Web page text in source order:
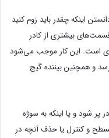
اینکه چقدر باید زوم کنید
بیشتری از کادر
است. این کار موجب می‌شود
و همچنین بیننده گیج
پر شود و یا اینکه به سوژه
و کنترل یا حذف آنچه در